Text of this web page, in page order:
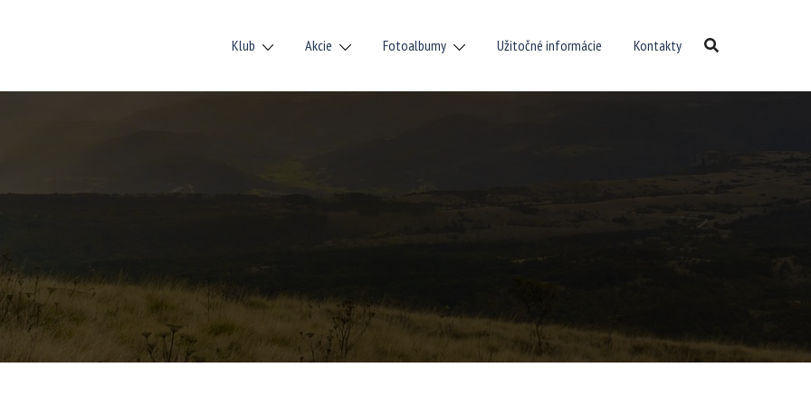
Klub Akcie Fotoalbumy Užitočné informácie Kontakty